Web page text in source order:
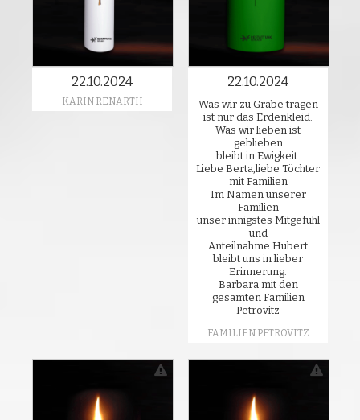
22.10.2024
KARIN RENARTH
22.10.2024
Was wir zu Grabe tragen
ist nur das Erdenkleid.
Was wir lieben ist
geblieben
bleibt in Ewigkeit.
Liebe Berta,liebe Töchter
mit Familien
Im Namen unserer
Familien
unser innigstes Mitgefühl
und
Anteilnahme.Hubert
bleibt uns in lieber
Erinnerung.
Barbara mit den
gesamten Familien
Petrovitz
FAMILIEN PETROVITZ